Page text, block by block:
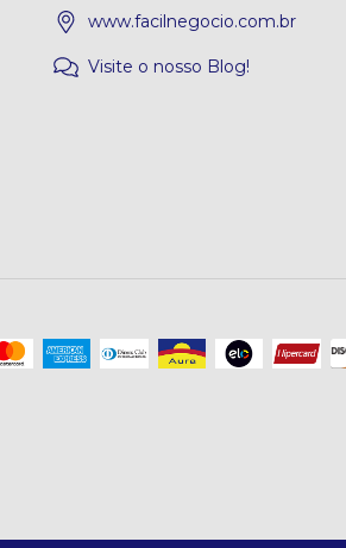
www.facilnegocio.com.br
Visite o nosso Blog!